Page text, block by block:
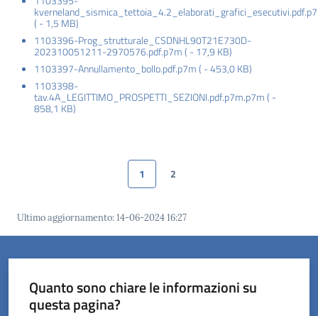
( -1,5 MB)
1103396-Prog_strutturale_CSDNHL90T21E730D-
202310051211-2970576.pdf.p7m( -17,9 KB)
1103397-Annullamento_bollo.pdf.p7m( -453,0 KB)
1103398-
tav.4A_LEGITTIMO_PROSPETTI_SEZIONI.pdf.p7m.p7m( -
858,1 KB)
Pagina precedente
Pagina
1 Pagina
2
Ultimo aggiornamento:14-06-2024 16:27
Quanto sono chiare le informazioni su
questa pagina?